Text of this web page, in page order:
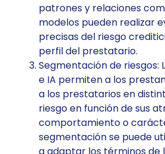
patrones y relaciones
modelos pueden realizar
precisas del riesgo
perfil del prestatario.
Segmentación de riesgos:
e IA permiten a los
a los prestatarios en
riesgo en función de sus
comportamiento o
segmentación se puede